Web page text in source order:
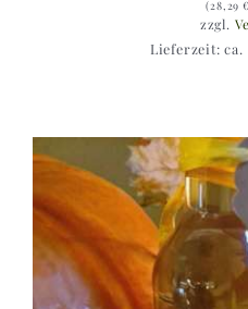
(28,29€
zzgl.
Lieferzeit: ca.